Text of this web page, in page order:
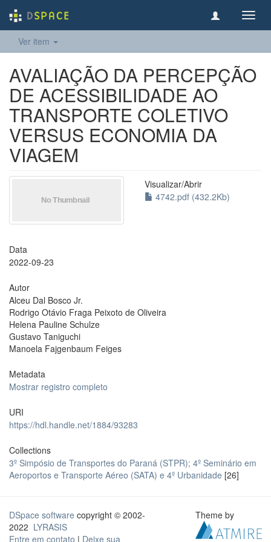
Ver item
AVALIAÇÃO DA PERCEPÇÃO
DE ACESSIBILIDADE AO
TRANSPORTE COLETIVO
VERSUS ECONOMIA DA
VIAGEM
Visualizar/Abrir
4742.pdf (432.2Kb)
Data
2022-09-23
Autor
Alceu Dal Bosco Jr.
Rodrigo Otávio Fraga Peixoto de Oliveira
Helena Pauline Schulze
Gustavo Taniguchi
Manoela Fajgenbaum Feiges
Metadata
Mostrar registro completo
URI
https://hdl.handle.net/1884/93283
Collections
3º Simpósio de Transportes do Paraná (STPR); 4º Seminário em
Aeroportos e Transporte Aéreo (SATA) e 4º Urbanidade [26]
DSpace software copyright © 2002-
2022 LYRASIS
Entre em contato | Deixe sua
Theme by